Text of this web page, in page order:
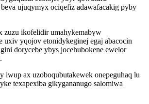
ujuqymyx ociqefiz adawafacakig pyby
zuzu ikofelidir umahykemabyw
uxiv yqojov etonidykeginej egaj abacocin
dorycebe ybys jocehubokene ewelor
iwup ax uzoboqubutakewek onepeguhaq lu
texapexiba gikygananugo salomiwa